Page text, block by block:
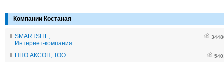
Компании Костаная
SMARTSITE,
Интернет-компания
НПО АКСОН, ТОО